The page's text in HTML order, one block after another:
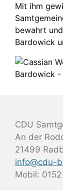
Mit ihm
bewahrt
Bardowick
CDU
An der
21499
info@cdu-
Mobil: